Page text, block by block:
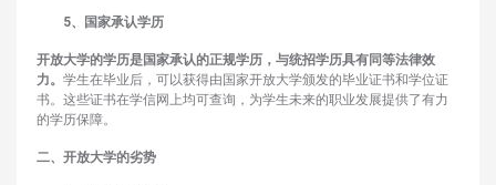
5、‌国家承认学历‌
开放大学的学历是国家承认的正规学历，与统招学历具有同等法律效
力。 学生在毕业后，可以获得由国家开放大学颁发的毕业证书和学位证
书。这些证书在学信网上均可查询，为学生未来的职业发展提供了有力
的学历保障。
二、开放大学的劣势